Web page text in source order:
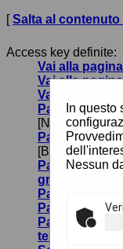
[Salta al
Access key definite:
Vai alla
Vai alla
Vai alla mappa
Passa al
[N]
Passa al
[B]
Passa al
grande
Passa alla
Passa alla
Passa alla
testo
In
Nessun